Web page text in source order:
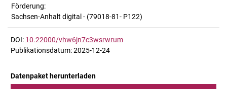
Förderung:
Sachsen-Anhalt digital - (79018-81- P122)
DOI: 10.22000/vhw6jn7c3wsrwrum
Publikationsdatum: 2025-12-24
Datenpaket herunterladen